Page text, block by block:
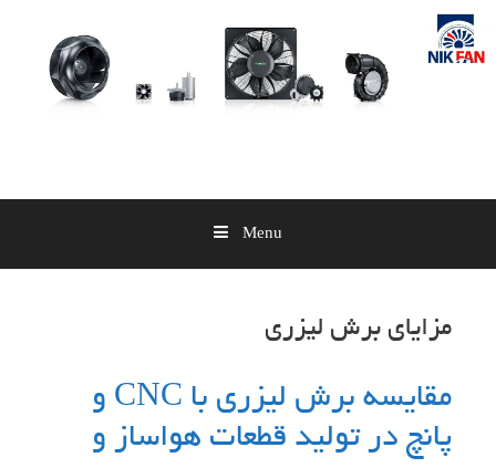
Skip
content
Menu
مزایای برش لیزری
مقایسه برش لیزری با CNC و
پانچ در تولید قطعات هواساز و